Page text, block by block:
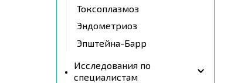
Токсоплазмоз
Эндометриоз
Эпштейна-Барр
Исследования по
специалистам